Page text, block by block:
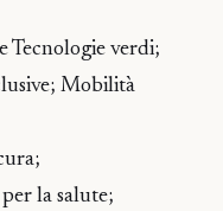
Tecnologie verdi;
Mobilità
la salute;